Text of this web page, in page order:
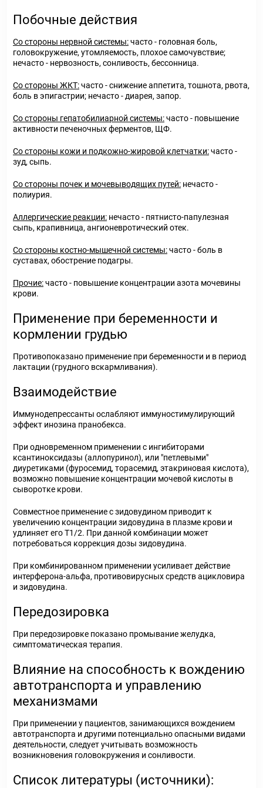
Побочные действия
Со стороны нервной системы:часто - головная боль,
головокружение, утомляемость, плохое самочувствие;
нечасто - нервозность, сонливость, бессонница.
Со стороны ЖКТ:часто - снижение аппетита, тошнота, рвота,
боль в эпигастрии; нечасто - диарея, запор.
Со стороны гепатобилиарной системы:часто - повышение
активности печеночных ферментов, ЩФ.
Со стороны кожи и подкожно-жировой клетчатки:часто -
зуд, сыпь.
Со стороны почек и мочевыводящих путей: нечасто -
полиурия.
Аллергические реакции: нечасто - пятнисто-папулезная
сыпь, крапивница, ангионевротический отек.
Со стороны костно-мышечной системы:часто - боль в
суставах, обострение подагры.
Прочие:часто - повышение концентрации азота мочевины
крови.
Применение при беременности и
кормлении грудью
Противопоказано применение при беременности и в период
лактации (грудного вскармливания).
Взаимодействие
Иммунодепрессанты ослабляют иммуностимулирующий
эффект инозина пранобекса.
При одновременном применении с ингибиторами
ксантиноксидазы (аллопуринол), или "петлевыми"
диуретиками (фуросемид, торасемид, этакриновая кислота),
возможно повышение концентрации мочевой кислоты в
сыворотке крови.
Совместное применение с зидовудином приводит к
увеличению концентрации зидовудина в плазме крови и
удлиняет его T1/2. При данной комбинации может
потребоваться коррекция дозы зидовудина.
При комбинированном применении усиливает действие
интерферона-альфа, противовирусных средств ацикловира
и зидовудина.
Передозировка
При передозировке показано промывание желудка,
симптоматическая терапия.
Влияние на способность к вождению
автотранспорта и управлению
механизмами
При применении у пациентов, занимающихся вождением
автотранспорта и другими потенциально опасными видами
деятельности, следует учитывать возможность
возникновения головокружения и сонливости.
Список литературы (источники):